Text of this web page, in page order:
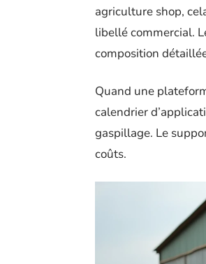
agriculture shop,
libellé commercial.
composition
Quand une
calendrier
gaspillage. Le
coûts.